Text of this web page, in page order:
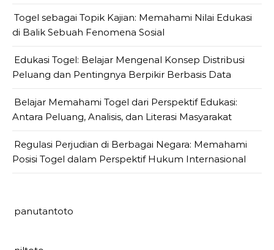
Togel sebagai Topik Kajian: Memahami Nilai Edukasi
di Balik Sebuah Fenomena Sosial
Edukasi Togel: Belajar Mengenal Konsep Distribusi
Peluang dan Pentingnya Berpikir Berbasis Data
Belajar Memahami Togel dari Perspektif Edukasi:
Antara Peluang, Analisis, dan Literasi Masyarakat
Regulasi Perjudian di Berbagai Negara: Memahami
Posisi Togel dalam Perspektif Hukum Internasional
panutantoto